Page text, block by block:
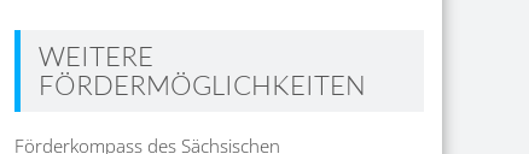
WEITERE
FÖRDERMÖGLICHKEITEN
Förderkompass des Sächsischen